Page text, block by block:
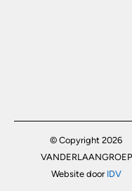
© Copyright 2026
VANDERLAANGROEP
Website door IDV